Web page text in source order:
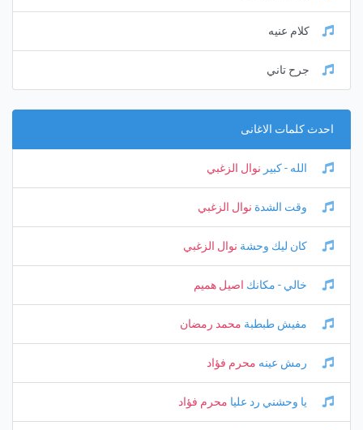
كلام عنيه
جرح تاني
احدث كلمات الاغانى
الله - كبير نوال الزغبي
وقت الشدة نوال الزغبي
كان ليك وحشة نوال الزغبي
خالي - مكانك اصيل هميم
مفيش طبطبة محمد رمضان
رمش عينه محرم فؤاد
يا وحشني رد عليا محرم فؤاد